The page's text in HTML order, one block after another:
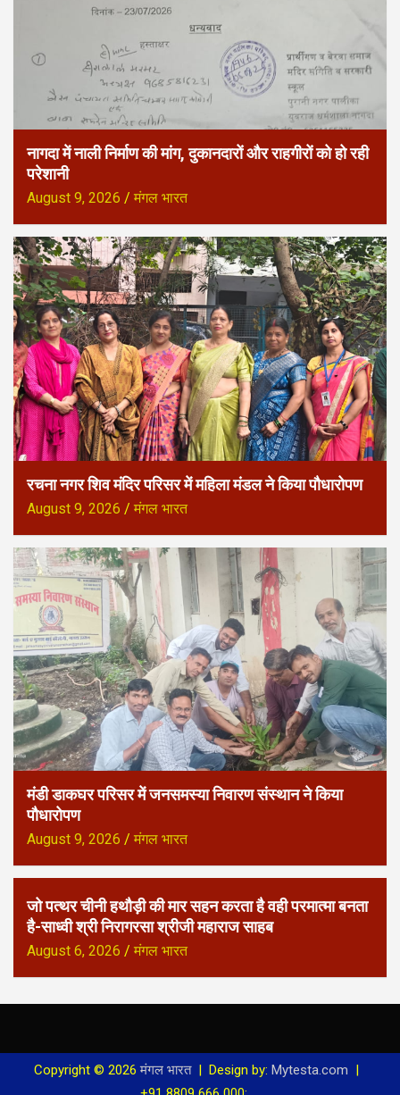
नागदा में नाली निर्माण की मांग, दुकानदारों और राहगीरों को हो रही
परेशानी
August 9, 2026 मंगल भारत
रचना नगर शिव मंदिर परिसर में महिला मंडल ने किया पौधारोपण
August 9, 2026 मंगल भारत
मंडी डाकघर परिसर में जनसमस्या निवारण संस्थान ने किया
पौधारोपण
August 9, 2026 मंगल भारत
जो पत्थर चीनी हथौड़ी की मार सहन करता है वही परमात्मा बनता
है-साध्वी श्री निरागरसा श्रीजी महाराज साहब
August 6, 2026 मंगल भारत
Copyright © 2026मंगल भारत Design by: Mytesta.com